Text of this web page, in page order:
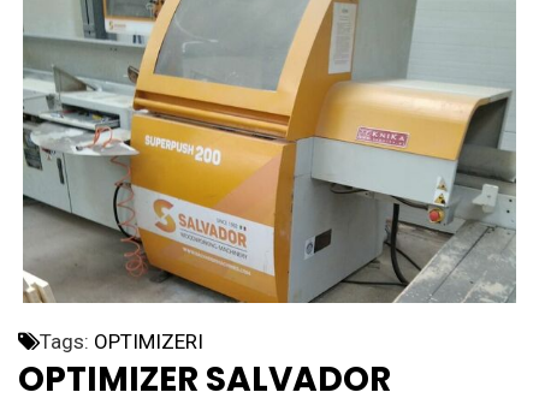
Tags: OPTIMIZERI
OPTIMIZER SALVADOR